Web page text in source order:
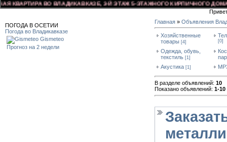
ВО ВЛАДИКАВКАЗЕ, 3-Й ЭТАЖ 5-ЭТАЖНОГО КИРПИЧНОГО ДОМА, УЛ.
ПОГОДА В ОСЕТИИ
Погода во Владикавказе
Gismeteo
Прогноз на 2 недели
Главная » Объявления
Хозяйственные
товары [4] [0]
Одежда, обувь,
текстиль [1]
Акустика [1]
В разделе объявлений: 10
Показано объявлений: 1-10